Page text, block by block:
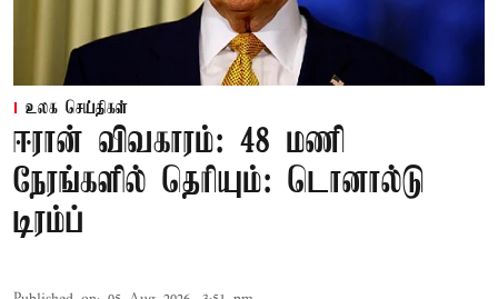
உலக செய்திகள்
ஈரான் விவகாரம்: 48 மணி
நேரங்களில் தெரியும்: டொனால்டு
டிரம்ப்